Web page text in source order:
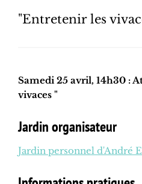
"Entretenir les
Samedi 25 avril, 14h30 :
vivaces "
Jardin organisateur
Jardin personnel d'André